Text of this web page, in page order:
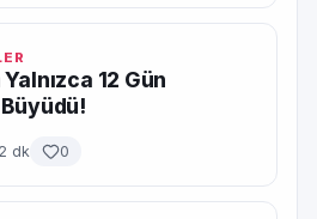
12 Gün
Büyüdü!
2 dk 0